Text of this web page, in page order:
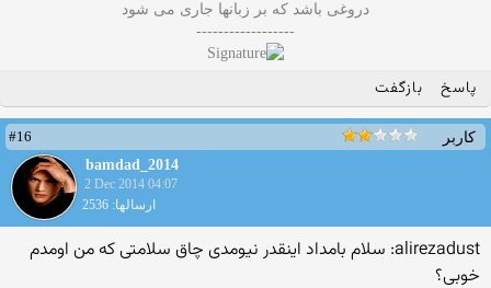
دروغی باشد که بر زبانها جاری می شود
------------------
پاسخ بازگفت
کاربر
#16
bamdad_2014
2 Dec 2014 04:07
ارسالها: 2536
alirezadust: سلام بامداد اینقدر نیومدی چاق سلامتی که من اومدم
خوبی؟